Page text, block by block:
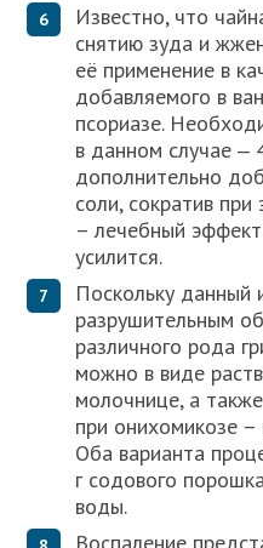
Известно, что
снятию зуда и
её применение в
добавляемого в
псориазе.
в данном случае ‒
дополнительно
соли, сократив
– лечебный
усилится.
Поскольку данный
разрушительным
различного рода
можно в виде
молочнице, а
при онихомикозе –
Оба варианта
г содового
воды.
Воспаление